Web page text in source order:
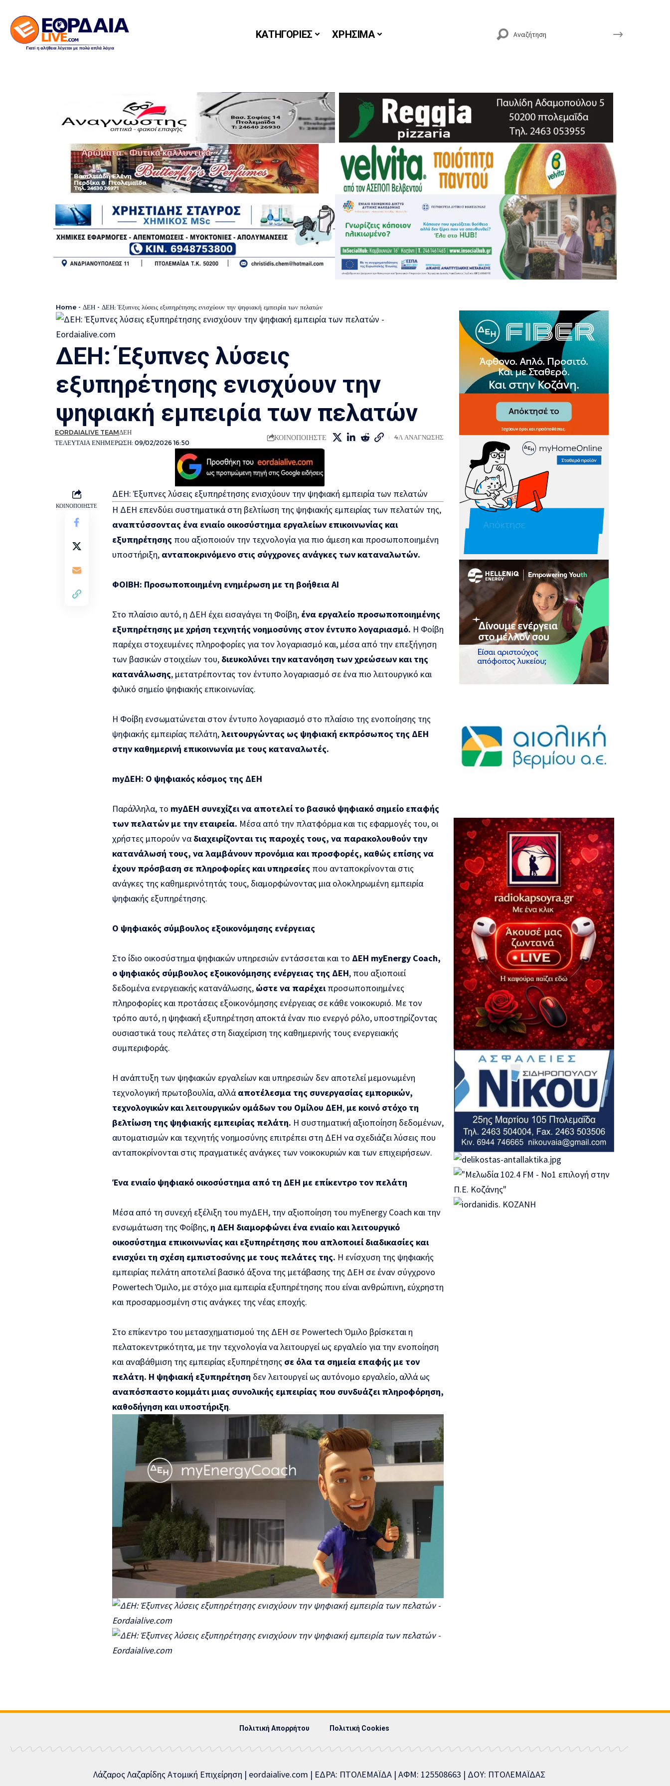
ΚΑΤΗΓΟΡΙΕΣ ΧΡΗΣΙΜΑ
Home - ΔΕΗ - ΔΕΗ: Έξυπνες λύσεις εξυπηρέτησης ενισχύουν την ψηφιακή εμπειρία των πελατών
ΔΕΗ: Έξυπνες λύσεις
εξυπηρέτησης ενισχύουν την
ψηφιακή εμπειρία των πελατών
ΤΕΛΕΥΤΑΙΑ ΕΝΗΜΕΡΩΣΗ: 09/02/2026 16:50
EORDAIALIVE TEAMΔΕΗ
ΚΟΙΝΟΠΟΙΗΣΤΕ 4Λ ΑΝΑΓΝΩΣΗΣ
ΚΟΙΝΟΠΟΙΗΣΤΕ
ΔΕΗ: Έξυπνες λύσεις εξυπηρέτησης ενισχύουν την ψηφιακή εμπειρία των πελατών
Η ΔΕΗ επενδύει συστηματικά στη βελτίωση της ψηφιακής εμπειρίας των πελατών της,
αναπτύσσοντας ένα ενιαίο οικοσύστημα εργαλείων επικοινωνίας και
εξυπηρέτησης που αξιοποιούν την τεχνολογία για πιο άμεση και προσωποποιημένη
υποστήριξη, ανταποκρινόμενο στις σύγχρονες ανάγκες των καταναλωτών.
ΦΟΙΒΗ: Προσωποποιημένη ενημέρωση με τη βοήθεια ΑΙ
Στο πλαίσιο αυτό, η ΔΕΗ έχει εισαγάγει τη Φοίβη, ένα εργαλείο προσωποποιημένης
εξυπηρέτησης με χρήση τεχνητής νοημοσύνης στον έντυπο λογαριασμό. Η Φοίβη
παρέχει στοχευμένες πληροφορίες για τον λογαριασμό και, μέσα από την επεξήγηση
των βασικών στοιχείων του, διευκολύνει την κατανόηση των χρεώσεων και της
κατανάλωσης, μετατρέποντας τον έντυπο λογαριασμό σε ένα πιο λειτουργικό και
φιλικό σημείο ψηφιακής επικοινωνίας.
Η Φοίβη ενσωματώνεται στον έντυπο λογαριασμό στο πλαίσιο της ενοποίησης της
ψηφιακής εμπειρίας πελάτη,λειτουργώντας ως ψηφιακή εκπρόσωπος της ΔΕΗ
στην καθημερινή επικοινωνία με τους καταναλωτές.
myΔΕΗ: Ο ψηφιακός κόσμος της ΔΕΗ
Παράλληλα, το myΔΕΗ συνεχίζει να αποτελεί το βασικό ψηφιακό σημείο επαφής
των πελατών με την εταιρεία. Μέσα από την πλατφόρμα και τις εφαρμογές του, οι
χρήστες μπορούν ναδιαχειρίζονται τις παροχές τους, να παρακολουθούν την
κατανάλωσή τους, να λαμβάνουν προνόμια και προσφορές, καθώς επίσης να
έχουν πρόσβαση σε πληροφορίες και υπηρεσίες που ανταποκρίνονται στις
ανάγκες της καθημερινότητάς τους, διαμορφώνοντας μια ολοκληρωμένη εμπειρία
ψηφιακής εξυπηρέτησης.
Ο ψηφιακός σύμβουλος εξοικονόμησης ενέργειας
Στο ίδιο οικοσύστημα ψηφιακών υπηρεσιών εντάσσεται και το ΔΕΗ myEnergy Coach,
ο ψηφιακός σύμβουλος εξοικονόμησης ενέργειας της ΔΕΗ, που αξιοποιεί
δεδομένα ενεργειακής κατανάλωσης, ώστε να παρέχειπροσωποποιημένες
πληροφορίες και προτάσεις εξοικονόμησης ενέργειας σε κάθε νοικοκυριό. Με τον
τρόπο αυτό, η ψηφιακή εξυπηρέτηση αποκτά έναν πιο ενεργό ρόλο, υποστηρίζοντας
ουσιαστικά τους πελάτες στη διαχείριση της καθημερινής τους ενεργειακής
συμπεριφοράς.
Η ανάπτυξη των ψηφιακών εργαλείων και υπηρεσιών δεν αποτελεί μεμονωμένη
τεχνολογική πρωτοβουλία, αλλάαποτέλεσμα της συνεργασίας εμπορικών,
τεχνολογικών και λειτουργικών ομάδων του Ομίλου ΔΕΗ, με κοινό στόχο τη
βελτίωση της ψηφιακής εμπειρίας πελάτη. Η συστηματική αξιοποίηση δεδομένων,
αυτοματισμών και τεχνητής νοημοσύνης επιτρέπει στη ΔΕΗ να σχεδιάζει λύσεις που
ανταποκρίνονται στις πραγματικές ανάγκες των νοικοκυριών και των επιχειρήσεων.
Ένα ενιαίο ψηφιακό οικοσύστημα από τη ΔΕΗ με επίκεντρο τον πελάτη
Μέσα από τη συνεχή εξέλιξη του myΔΕΗ, την αξιοποίηση του myEnergy Coach και την
ενσωμάτωση της Φοίβης,η ΔΕΗ διαμορφώνει ένα ενιαίο και λειτουργικό
οικοσύστημα επικοινωνίας και εξυπηρέτησης που απλοποιεί διαδικασίες και
ενισχύει τη σχέση εμπιστοσύνης με τους πελάτες της. Η ενίσχυση της ψηφιακής
εμπειρίας πελάτη αποτελεί βασικό άξονα της μετάβασης της ΔΕΗ σε έναν σύγχρονο
Powertech Όμιλο, με στόχο μια εμπειρία εξυπηρέτησης που είναι ανθρώπινη, εύχρηστη
και προσαρμοσμένη στις ανάγκες της νέας εποχής.
Στο επίκεντρο του μετασχηματισμού της ΔΕΗ σε Powertech Όμιλο βρίσκεται η
πελατοκεντρικότητα, με την τεχνολογία να λειτουργεί ως εργαλείο για την ενοποίηση
και αναβάθμιση της εμπειρίας εξυπηρέτησης σε όλα τα σημεία επαφής με τον
πελάτη. Η ψηφιακή εξυπηρέτηση δεν λειτουργεί ως αυτόνομο εργαλείο, αλλά ως
αναπόσπαστο κομμάτι μιας συνολικής εμπειρίας που συνδυάζει πληροφόρηση,
καθοδήγηση και υποστήριξη.
Πολιτική Απορρήτου Πολιτική Cookies
Λάζαρος Λαζαρίδης Ατομική Επιχείρηση | eordaialive.com | ΕΔΡΑ: ΠΤΟΛΕΜΑΪΔΑ | ΑΦΜ: 125508663 | ΔΟΥ: ΠΤΟΛΕΜΑΪΔΑΣ